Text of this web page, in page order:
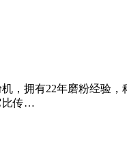
，拥有22年磨粉经验
比传…